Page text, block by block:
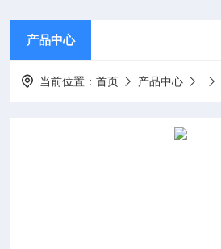
产品中心
当前位置：首页 产品中心